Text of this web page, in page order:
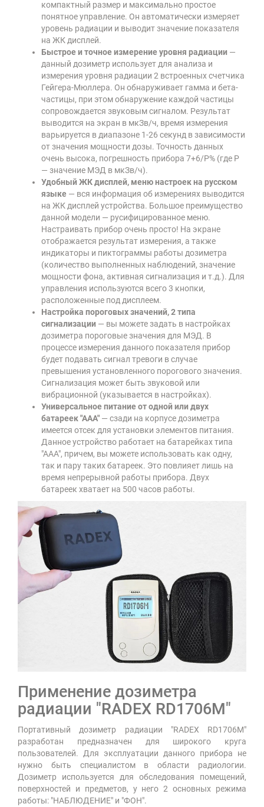
компактный размер и максимально простое
понятное управление. Он автоматически измеряет
уровень радиации и выводит значение показателя
на ЖК дисплей.
Быстрое и точное измерение уровня радиации —
данный дозиметр использует для анализа и
измерения уровня радиации 2 встроенных счетчика
Гейгера-Мюллера. Он обнаруживает гамма и бета-
частицы, при этом обнаружение каждой частицы
сопровождается звуковым сигналом. Результат
выводится на экран в мкЗв/ч, время измерения
варьируется в диапазоне 1-26 секунд в зависимости
от значения мощности дозы. Точность данных
очень высока, погрешность прибора 7+6/Р% (где Р
— значение МЭД в мкЗв/ч).
Удобный ЖК дисплей, меню настроек на русском
языке — вся информация об измерениях выводится
на ЖК дисплей устройства. Большое преимущество
данной модели — русифицированное меню.
Настраивать прибор очень просто! На экране
отображается результат измерения, а также
индикаторы и пиктограммы работы дозиметра
(количество выполненных наблюдений, значение
мощности фона, активная сигнализация и т.д.). Для
управления используются всего 3 кнопки,
расположенные под дисплеем.
Настройка пороговых значений, 2 типа
сигнализации — вы можете задать в настройках
дозиметра пороговые значения для МЭД. В
процессе измерения данного показателя прибор
будет подавать сигнал тревоги в случае
превышения установленного порогового значения.
Сигнализация может быть звуковой или
вибрационной (указывается в настройках).
Универсальное питание от одной или двух
батареек "ААА" — сзади на корпусе дозиметра
имеется отсек для установки элементов питания.
Данное устройство работает на батарейках типа
"ААА", причем, вы можете использовать как одну,
так и пару таких батареек. Это повлияет лишь на
время непрерывной работы прибора. Двух
батареек хватает на 500 часов работы.
Применение дозиметра
радиации "RADEX RD1706M"
Портативный дозиметр радиации "RADEX RD1706M"
разработан предназначен для широкого круга
пользователей. Для эксплуатации данного прибора не
нужно быть специалистом в области радиологии.
Дозиметр используется для обследования помещений,
поверхностей и предметов, у него 2 основных режима
работы: "НАБЛЮДЕНИЕ" и "ФОН".